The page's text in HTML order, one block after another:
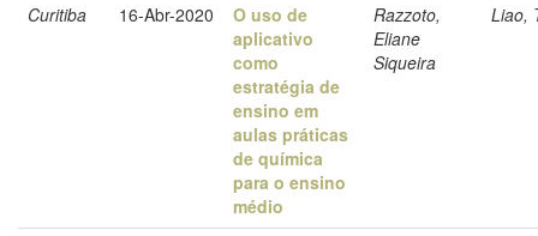
Curitiba 16-Abr-2020
O uso de
aplicativo
como
estratégia de
ensino em
aulas práticas
de química
para o ensino
médio
Razzoto,
Eliane
Siqueira
Liao,